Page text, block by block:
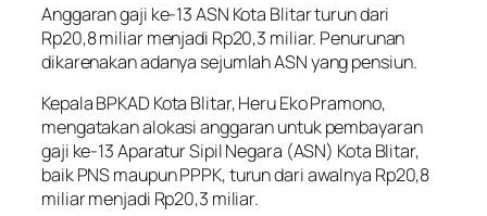
Anggaran gaji ke-13 ASN Kota Blitar turun dari
Rp20,8 miliar menjadi Rp20,3 miliar. Penurunan
dikarenakan adanya sejumlah ASN yang pensiun.
Kepala BPKAD Kota Blitar, Heru Eko Pramono,
mengatakan alokasi anggaran untuk pembayaran
gaji ke-13 Aparatur Sipil Negara (ASN) Kota Blitar,
baik PNS maupun PPPK, turun dari awalnya Rp20,8
miliar menjadi Rp20,3 miliar.